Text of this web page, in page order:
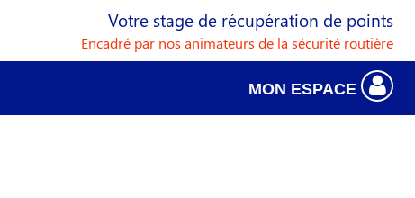
Votre stage de récupération de points
Encadré par nos animateurs de la sécurité routière
MON ESPACE